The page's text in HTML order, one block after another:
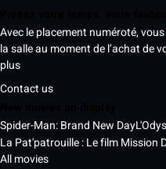
Avec le placement numéroté,
la salle au moment de l’achat de
plus
Contact us
Spider-Man: Brand New Day
La Pat'patrouille : Le film Mission
All movies